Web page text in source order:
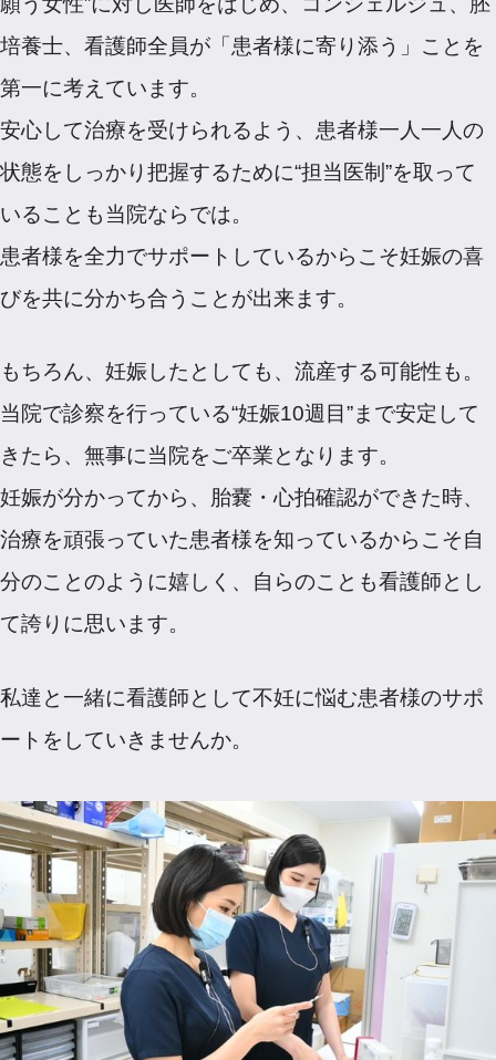
培養士、看護師全員が「患者様に寄り添う」ことを
第一に考えています。
安心して治療を受けられるよう、患者様一人一人の
状態をしっかり把握するために“担当医制”を取って
いることも当院ならでは。
患者様を全力でサポートしているからこそ妊娠の喜
びを共に分かち合うことが出来ます。
もちろん、妊娠したとしても、流産する可能性も。
当院で診察を行っている“妊娠10週目”まで安定して
きたら、無事に当院をご卒業となります。
妊娠が分かってから、胎嚢・心拍確認ができた時、
治療を頑張っていた患者様を知っているからこそ自
分のことのように嬉しく、自らのことも看護師とし
て誇りに思います。
私達と一緒に看護師として不妊に悩む患者様のサポ
ートをしていきませんか。